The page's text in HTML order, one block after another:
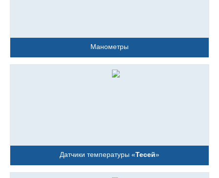
Манометры
Датчики температуры «Тесей»